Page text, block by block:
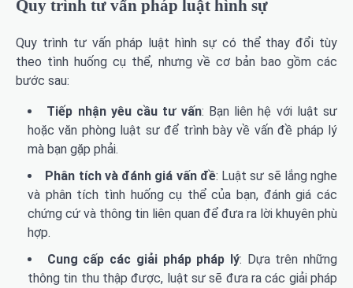
Quy trình tư vấn pháp luật hình sự
Quy trình tư vấn pháp luật hình sự có thể thay đổi tùy
theo tình huống cụ thể, nhưng về cơ bản bao gồm các
bước sau:
Tiếp nhận yêu cầu tư vấn: Bạn liên hệ với luật sư
hoặc văn phòng luật sư để trình bày về vấn đề pháp lý
mà bạn gặp phải.
Phân tích và đánh giá vấn đề: Luật sư sẽ lắng nghe
và phân tích tình huống cụ thể của bạn, đánh giá các
chứng cứ và thông tin liên quan để đưa ra lời khuyên phù
hợp.
Cung cấp các giải pháp pháp lý: Dựa trên những
thông tin thu thập được, luật sư sẽ đưa ra các giải pháp